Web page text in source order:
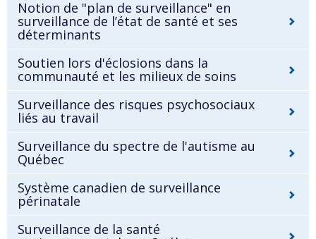
Notion de "plan de surveillance" en
surveillance de l’état de santé et ses
déterminants
Soutien lors d'éclosions dans la
communauté et les milieux de soins
Surveillance des risques psychosociaux
liés au travail
Surveillance du spectre de l'autisme au
Québec
Système canadien de surveillance
périnatale
Surveillance de la santé